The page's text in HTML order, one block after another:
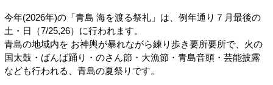
今年(2026年)の「青島 海を渡る祭礼」は、例年通り７月最後の
土・日（7/25,26）に行われます。
青島の地域内を お神輿が暴れながら練り歩き要所要所で、火の
国太鼓・ばんば踊り・のさん節・大漁節・青島音頭・芸能披露
なども行われる、青島の夏祭りです。